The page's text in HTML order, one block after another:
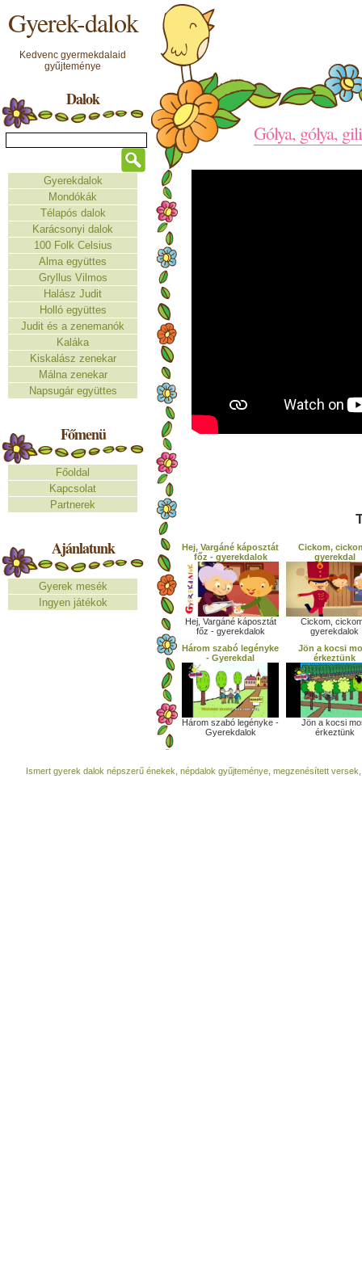
Gyerek-dalok
Kedvenc gyermekdalaid
gyűjteménye
Dalok
Gyerekdalok
Mondókák
Télapós dalok
Karácsonyi dalok
100 Folk Celsius
Alma együttes
Gryllus Vilmos
Halász Judit
Holló együttes
Judit és a zenemanók
Kaláka
Kiskalász zenekar
Málna zenekar
Napsugár együttes
Főmenü
Főoldal
Kapcsolat
Partnerek
Ajánlatunk
Gyerek mesék
Ingyen játékok
Gólya, gólya,
Hej, Vargáné káposztát
főz - gyerekdalok
Hej, Vargáné káposztát
főz - gyerekdalok
Cickom,
gyerekdal
Cickom,
gyerekdalok
Három szabó legényke
- Gyerekdal
Három szabó legényke -
Gyerekdalok
Jön a kocsi
érkeztünk
Jön a kocsi
érkeztünk
Ismert gyerek dalok népszerű énekek, népdalok gyűjteménye, megzenésített